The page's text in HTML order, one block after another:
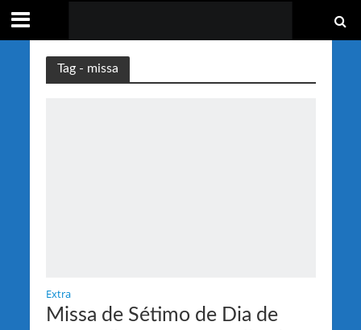
Tag - missa
Extra
Missa de Sétimo de Dia de